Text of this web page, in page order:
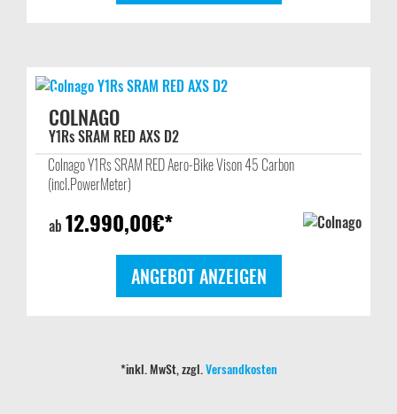
COLNAGO
Y1Rs SRAM RED AXS D2
Colnago Y1Rs SRAM RED Aero-Bike Vison 45 Carbon
(incl.PowerMeter)
ab 12.990,00€*
ANGEBOT ANZEIGEN
*inkl. MwSt, zzgl.Versandkosten